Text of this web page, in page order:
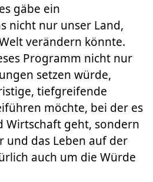
gäbe ein
nicht nur unser Land,
verändern könnte.
Programm nicht nur
setzen würde,
tiefgreifende
möchte, bei der es
Wirtschaft geht, sondern
und das Leben auf der
auch um die Würde